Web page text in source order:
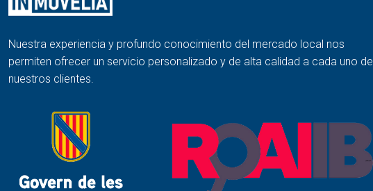
Nuestra experiencia y profundo conocimiento del mercado local nos
permiten ofrecer un servicio personalizado y de alta calidad a cada uno de
nuestros clientes.